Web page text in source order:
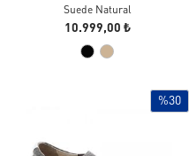
Suede Natural
10.999,00 ₺
%30